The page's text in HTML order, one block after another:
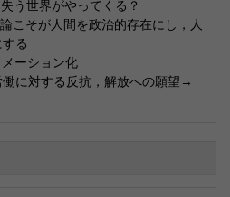
がやってくる？
こそが人間を政治的存在にし，人
る
ーション化
に対する反抗，解放への願望→